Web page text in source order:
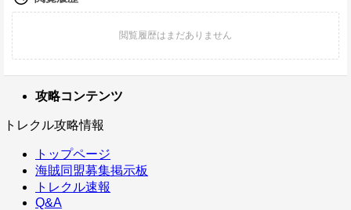
攻略コンテンツ
トレクル攻略情報
トップページ
海賊同盟募集掲示板
トレクル速報
Q&A